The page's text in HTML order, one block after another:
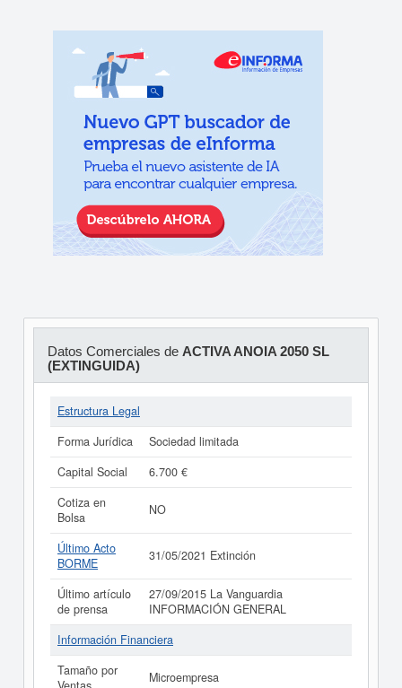
Datos Comerciales de ACTIVA ANOIA 2050 SL
(EXTINGUIDA)
Estructura Legal
Forma Jurídica
Sociedad limitada
Capital Social
6.700 €
Cotiza en
Bolsa
NO
Último Acto
BORME
31/05/2021 Extinción
Último artículo
de prensa
27/09/2015 La Vanguardia
INFORMACIÓN GENERAL
Información Financiera
Tamaño por
Microempresa